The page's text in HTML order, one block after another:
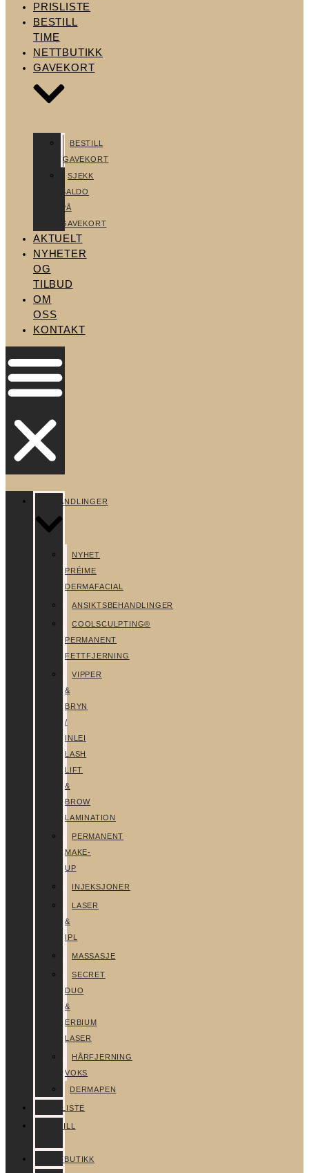
PRISLISTE
BESTILL
TIME
NETTBUTIKK
GAVEKORT
BESTILL
GAVEKORT
SJEKK
SALDO
PÅ
GAVEKORT
AKTUELT
NYHETER
OG
TILBUD
OM
OSS
KONTAKT
BEHANDLINGER
NYHET
PRÉIME
DERMAFACIAL
ANSIKTSBEHANDLINGER
COOLSCULPTING®
PERMANENT
FETTFJERNING
VIPPER
&
BRYN
/
INLEI
LASH
LIFT
&
BROW
LAMINATION
PERMANENT
MAKE-
UP
INJEKSJONER
LASER
&
IPL
MASSASJE
SECRET
DUO
&
ERBIUM
LASER
HÅRFJERNING
VOKS
DERMAPEN
PRISLISTE
BESTILL
NETTBUTIKK